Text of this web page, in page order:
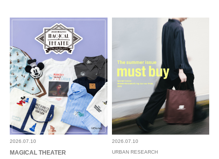
2026.07.10
MAGICAL THEATER
2026.07.10
URBAN RESEARCH